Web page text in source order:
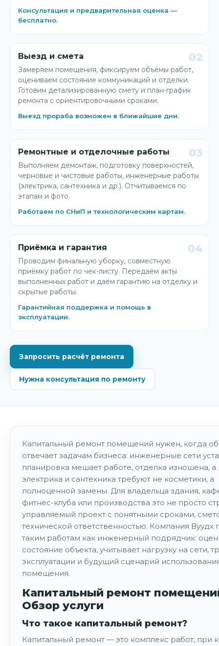
Консультация и предварительная оценка —
бесплатно.
02
Выезд и смета
Замеряем помещения, фиксируем объёмы работ,
оцениваем состояние коммуникаций и отделки.
Готовим детализированную смету и план-график
ремонта с ориентировочными сроками.
Выезд прораба возможен в ближайшие дни.
03
Ремонтные и отделочные работы
Выполняем демонтаж, подготовку поверхностей,
черновые и чистовые работы, инженерные работы
(электрика, сантехника и др.). Отчитываемся по
этапам и фото.
Работаем по СНиП и технологическим картам.
04
Приёмка и гарантия
Проводим финальную уборку, совместную
приёмку работ по чек-листу. Передаём акты
выполненных работ и даём гарантию на отделку и
скрытые работы.
Гарантийная поддержка и помощь в
эксплуатации.
Запросить расчёт ремонта
Нужна консультация по ремонту
Капитальный ремонт помещений нужен, когда
отвечает задачам бизнеса: инженерные сети
планировка мешает работе, отделка изношена, а
электрика и сантехника требуют не косметики, а
полноценной замены. Для владельца здания,
фитнес-клуба или производства это не просто
управляемый проект с понятными сроками,
технической ответственностью. Компания Вуудх
таким работам как инженерный подрядчик:
состояние объекта, учитывает нагрузку на сети,
эксплуатации и будущий сценарий
помещения.
Капитальный ремонт
Обзор услуги
Что такое капитальный ремонт?
Капитальный ремонт — это комплекс работ, при